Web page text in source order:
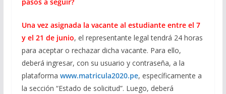
pasos a seguir?
Una vez asignada la vacante al estudiante entre el 7
y el 21 de junio, el representante legal tendrá 24 horas
para aceptar o rechazar dicha vacante. Para ello,
deberá ingresar, con su usuario y contraseña, a la
plataforma www.matricula2020.pe, específicamente a
la sección “Estado de solicitud”. Luego, deberá